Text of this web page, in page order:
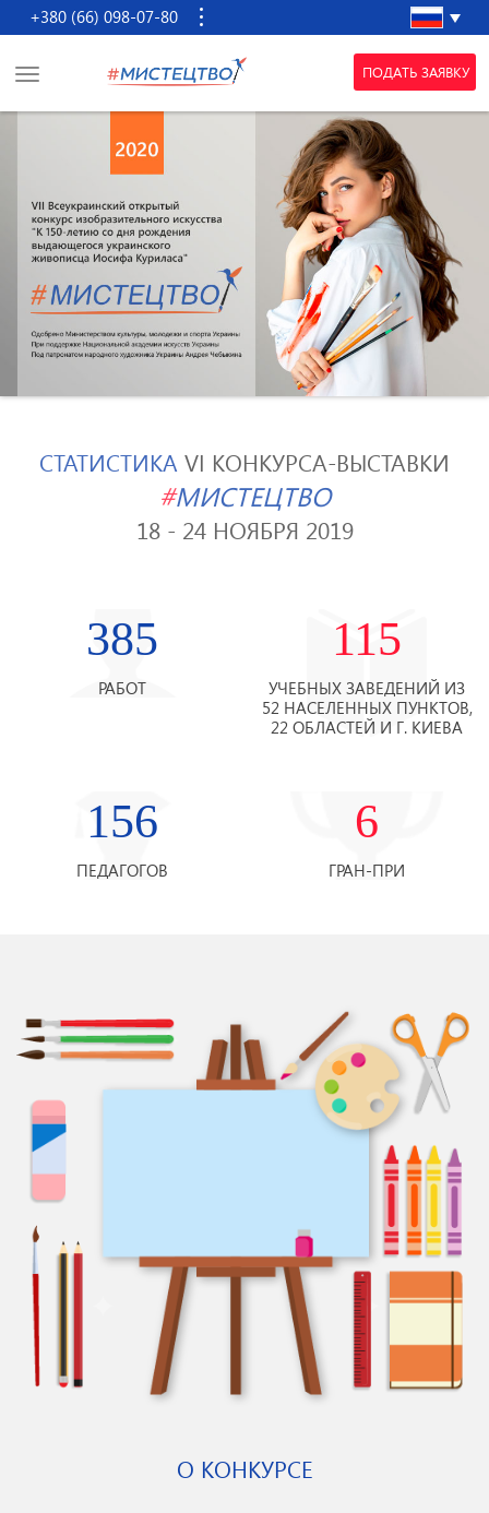
+380 (66) 098-07-80
ПОДАТЬ ЗАЯВКУ
СТАТИСТИКА VI КОНКУРСА-ВЫСТАВКИ
#МИСТЕЦТВО
18 - 24 НОЯБРЯ 2019
385
РАБОТ
115
УЧЕБНЫХ ЗАВЕДЕНИЙ ИЗ
52 НАСЕЛЕННЫХ ПУНКТОВ,
22 ОБЛАСТЕЙ И Г. КИЕВА
156
ПЕДАГОГОВ
6
ГРАН-ПРИ
О КОНКУРСЕ